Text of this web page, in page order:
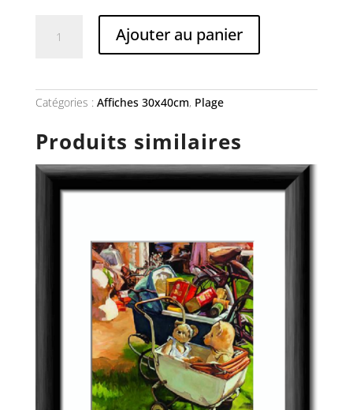
à
Plage
Ajouter au panier
Catégories : Affiches 30x40cm, Plage
Produits similaires